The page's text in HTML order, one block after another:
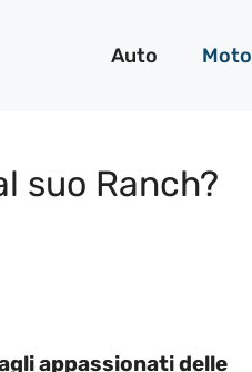
Auto Moto
suo Ranch?
appassionati delle